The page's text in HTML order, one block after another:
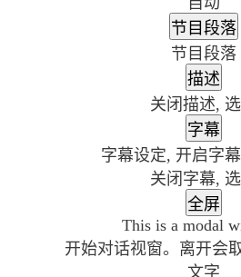
节目段落
节目段落
描述
关闭描述,
字幕
字幕设定, 开启字
关闭字幕,
全屏
This is a modal
开始对话视窗。离开会
文字